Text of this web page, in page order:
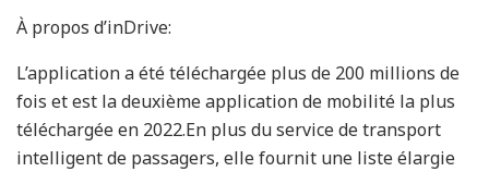
À propos d’inDrive:
L’application a été téléchargée plus de 200 millions de
fois et est la deuxième application de mobilité la plus
téléchargée en 2022.En plus du service de transport
intelligent de passagers, elle fournit une liste élargie